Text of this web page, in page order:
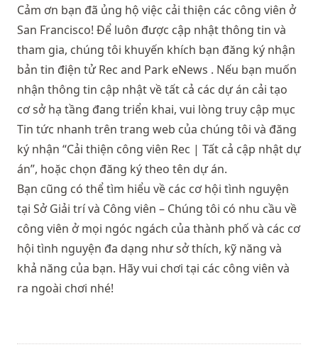
Cảm ơn bạn đã ủng hộ việc cải thiện các công viên ở
San Francisco! Để luôn được cập nhật thông tin và
tham gia, chúng tôi khuyến khích bạn đăng ký nhận
bản tin điện tửRec and Park eNews . Nếu bạn muốn
nhận thông tin cập nhật về tất cả các dự án cải tạo
cơ sở hạ tầng đang triển khai, vui lòng truy cập mục
Tin tức nhanh trên trang web của chúng tôi và đăng
ký nhận “Cải thiện công viên Rec | Tất cả cập nhật dự
án”, hoặc chọn đăng ký theo tên dự án.
Bạn cũng có thể tìm hiểu về các cơ hội tình nguyện
tại Sở Giải trí và Công viên – Chúng tôi có nhu cầu về
công viên ở mọi ngóc ngách của thành phố và các cơ
hội tình nguyện đa dạng như sở thích, kỹ năng và
khả năng của bạn. Hãy vui chơi tại các công viên và
ra ngoài chơi nhé!